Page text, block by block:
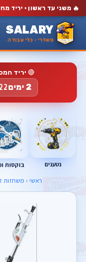
🔥 משני עד ראשון · יריד
SALARY
סאלרי · כלי עבודה
🔴 יריד
2 ימים
נטענים בוקסות
ראשי › משחזות